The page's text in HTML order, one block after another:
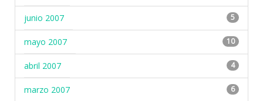
junio 2007 5
mayo 2007 10
abril 2007 4
marzo 2007 6